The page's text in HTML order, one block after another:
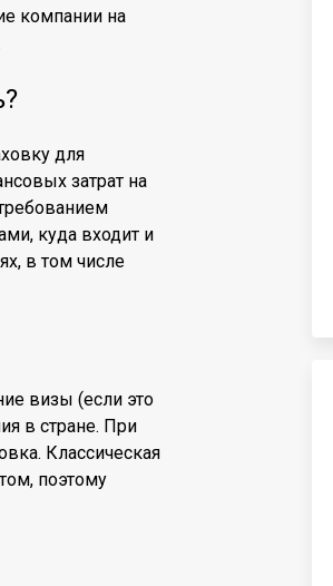
компании на
для
затрат на
куда входит и
в том числе
визы (если это
в стране. При
Классическая
поэтому